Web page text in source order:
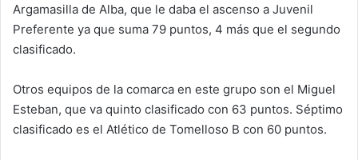
Argamasilla de Alba, que le daba el ascenso a Juvenil
Preferente ya que suma 79 puntos, 4 más que el segundo
clasificado.
Otros equipos de la comarca en este grupo son el Miguel
Esteban, que va quinto clasificado con 63 puntos. Séptimo
clasificado es el Atlético de Tomelloso B con 60 puntos.